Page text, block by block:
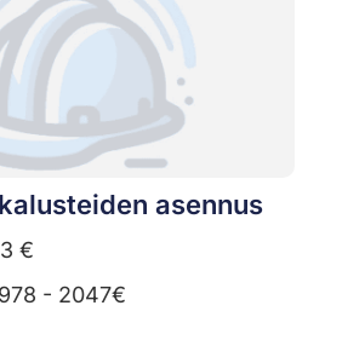
asennus
€
- 2047€